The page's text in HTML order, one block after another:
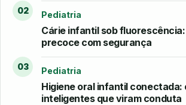
02 Pediatria
Cárie infantil sob
precoce com segurança
03 Pediatria
Higiene oral infantil conectada:
inteligentes que viram conduta